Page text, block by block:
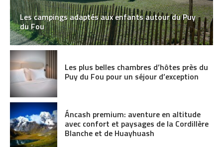
Les campings adaptés aux enfants autour du Puy
du Fou
Les plus belles chambres d’hôtes près du
Puy du Fou pour un séjour d’exception
Áncash premium: aventure en altitude
avec confort et paysages de la Cordillère
Blanche et de Huayhuash